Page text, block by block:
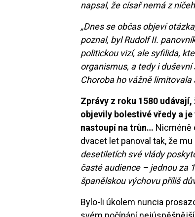
napsal, že císař nemá z
„Dnes se občas objeví
poznal, byl Rudolf II.
politickou vizí, ale syfilida,
organismus, a tedy i
Choroba ho vážně
Zprávy z roku 1580
objevily bolestivé vředy a
nastoupí na trůn… Nicméně
dvacet let panoval tak, že
desetiletích své vlády
časté audience – jednou za
španělskou výchovu příliš
Bylo-li úkolem nuncia